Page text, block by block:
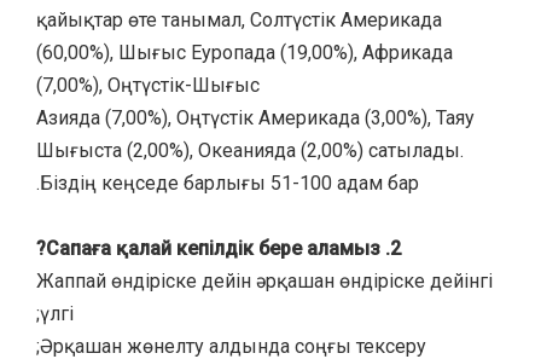
қайықтар өте танымал, Солтүстік Америкада
(60,00%), Шығыс Еуропада (19,00%), Африкада
(7,00%), Оңтүстік-Шығыс
Азияда (7,00%), Оңтүстік Америкада (3,00%), Таяу
Шығыста (2,00%), Океанияда (2,00%) сатылады.
Біздің кеңседе барлығы 51-100 адам бар.
2. Сапаға қалай кепілдік бере аламыз?
Жаппай өндіріске дейін әрқашан өндіріске дейінгі
үлгі;
Әрқашан жөнелту алдында соңғы тексеру;